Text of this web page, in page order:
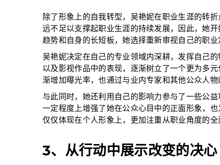
除了形象上的自我转型，吴艳妮在职业生涯的转
远不足以支撑起职业生涯的持续发展，因此，她
趋势和自身的长短板，她选择重新审视自己的职业
吴艳妮决定在自己的专业领域内深耕，发挥自己
以及影视作品中的表现，逐渐树立了一个更为多
渐增加曝光率，也通过与业内专家和其他公众人
与此同时，她还利用自己的影响力参与了一些公
一定程度上增强了她在公众心目中的正面形象，
仅仅体现在个人形象上，更加注重从职业角度的全
3、从行动中展示改变的决心